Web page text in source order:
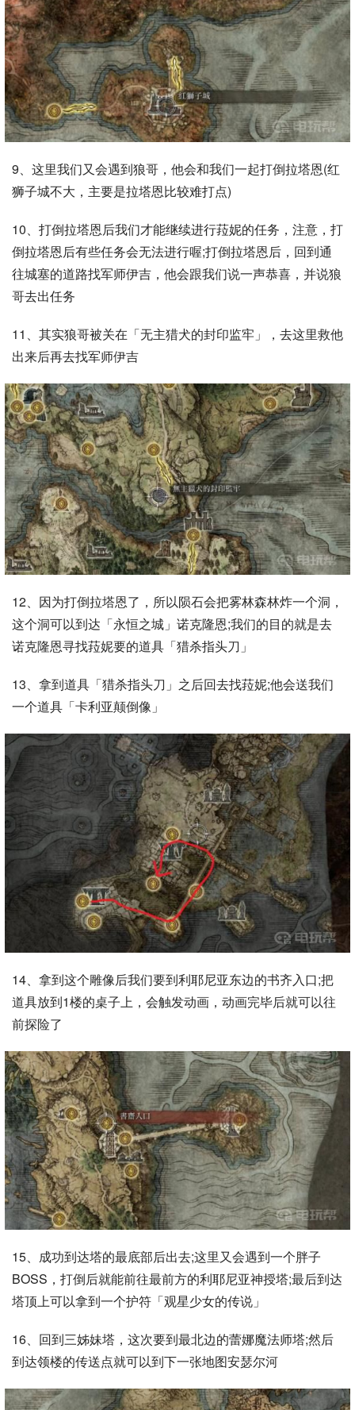
9、这里我们又会遇到狼哥，他会和我们一起打倒拉塔恩(红
狮子城不大，主要是拉塔恩比较难打点)
10、打倒拉塔恩后我们才能继续进行菈妮的任务，注意，打
倒拉塔恩后有些任务会无法进行喔;打倒拉塔恩后，回到通
往城塞的道路找军师伊吉，他会跟我们说一声恭喜，并说狼
哥去出任务
11、其实狼哥被关在「无主猎犬的封印监牢」，去这里救他
出来后再去找军师伊吉
12、因为打倒拉塔恩了，所以陨石会把雾林森林炸一个洞，
这个洞可以到达「永恒之城」诺克隆恩;我们的目的就是去
诺克隆恩寻找菈妮要的道具「猎杀指头刀」
13、拿到道具「猎杀指头刀」之后回去找菈妮;他会送我们
一个道具「卡利亚颠倒像」
14、拿到这个雕像后我们要到利耶尼亚东边的书齐入口;把
道具放到1楼的桌子上，会触发动画，动画完毕后就可以往
前探险了
15、成功到达塔的最底部后出去;这里又会遇到一个胖子
BOSS，打倒后就能前往最前方的利耶尼亚神授塔;最后到达
塔顶上可以拿到一个护符「观星少女的传说」
16、回到三姊妹塔，这次要到最北边的蕾娜魔法师塔;然后
到达领楼的传送点就可以到下一张地图安瑟尔河